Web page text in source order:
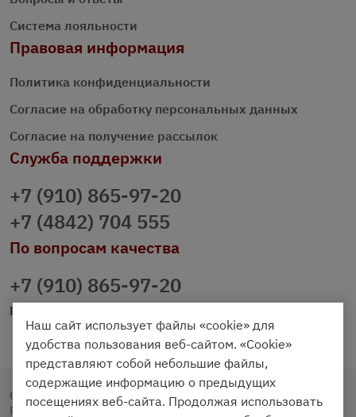
Система лояльности
Правовая информация
Политика конфиденциальности
Согласие на обработку персональных данных
Согласие на получение рассылок
Служба поддержки
+7 (910) 865-97-20
+7 (4842) 704 555
По вопросам качества
+7 (910) 865-97-20
prazdnichniy40@palmi.ru
Copyright © 2020 - 2026. Праздничный Стол.
Разработка и продвижение - Vegas Studio
Наш сайт использует файлы «cookie» для
удобства пользования веб-сайтом. «Cookie»
представляют собой небольшие файлы,
содержащие информацию о предыдущих
посещениях веб-сайта. Продолжая использовать